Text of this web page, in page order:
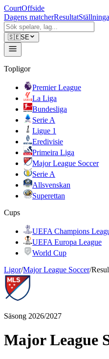
CourtOffside
Dagens matcherResultat
🇸🇪SE
Topligor
Premier League
La Liga
Bundesliga
Serie A
Ligue 1
Eredivisie
Primeira Liga
Major League Soccer
Serie A
Allsvenskan
Superettan
Cups
UEFA Champions
UEFA Europa League
World Cup
Ligor/Major League Soccer/
Säsong 2026/2027
Major League